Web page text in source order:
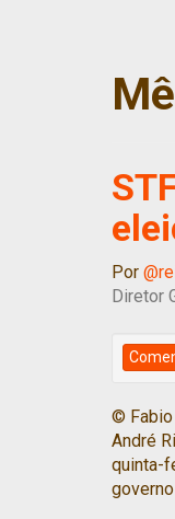
Por
Diretor
© Fabio
André
quinta-